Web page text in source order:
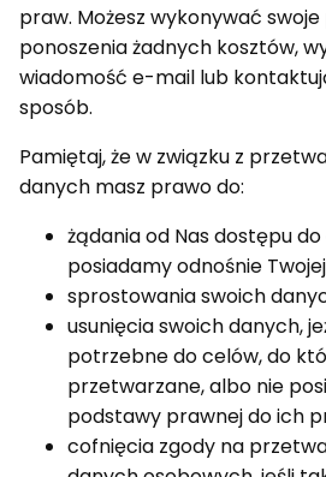
praw. Możesz wykonywać
ponoszenia żadnych kosztów,
wiadomość e-mail lub
sposób.
Pamiętaj, że w związku z
danych masz prawo do:
żądania od Nas dostępu
posiadamy odnośnie
sprostowania swoich
usunięcia swoich danych,
potrzebne do celów, do
przetwarzane, albo nie
podstawy prawnej do ich
cofnięcia zgody na